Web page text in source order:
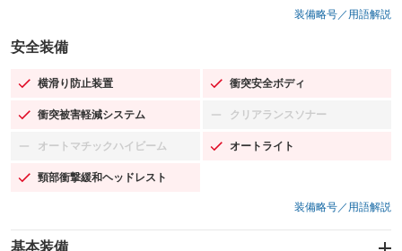
装備略号／用語解説
安全装備
横滑り防止装置
：装備あり 衝突安全ボディ
：装備あり
衝突被害軽減システム
：装備あり クリアランスソナー
：装備なし
オートマチックハイビーム
：装備なし オートライト
：装備あり
頸部衝撃緩和ヘッドレスト
：装備あり
装備略号／用語解説
基本装備